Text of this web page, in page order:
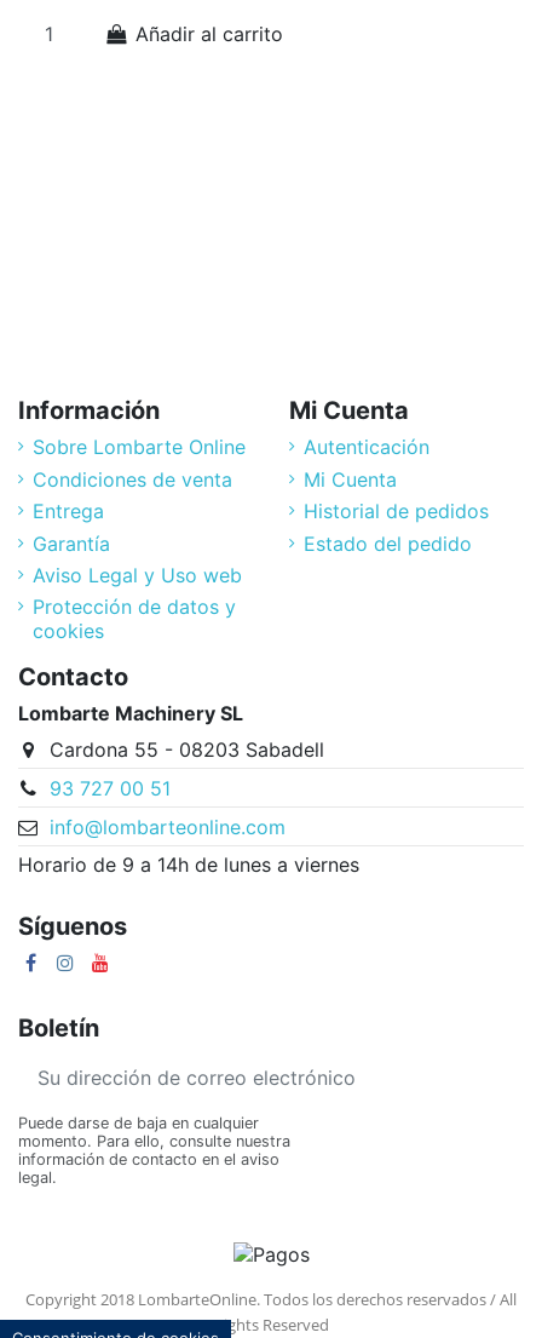
Añadir al carrito
Información
Sobre Lombarte Online
Condiciones de venta
Entrega
Garantía
Aviso Legal y Uso web
Protección de datos y
cookies
Mi Cuenta
Autenticación
Mi Cuenta
Historial de pedidos
Estado del pedido
Contacto
Lombarte Machinery SL
Cardona 55 - 08203 Sabadell
93 727 00 51
info@lombarteonline.com
Horario de 9 a 14h de lunes a viernes
Síguenos
Boletín
Puede darse de baja en cualquier
momento. Para ello, consulte nuestra
información de contacto en el aviso
legal.
Copyright 2018 LombarteOnline. Todos los derechos reservados / All
Rights Reserved